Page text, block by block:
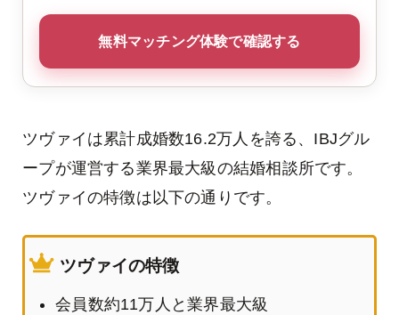
無料マッチング体験で確認する
ツヴァイは累計成婚数16.2万人を誇る、IBJグル
ープが運営する業界最大級の結婚相談所です。
ツヴァイの特徴は以下の通りです。
ツヴァイの特徴
会員数約11万人 と業界最大級